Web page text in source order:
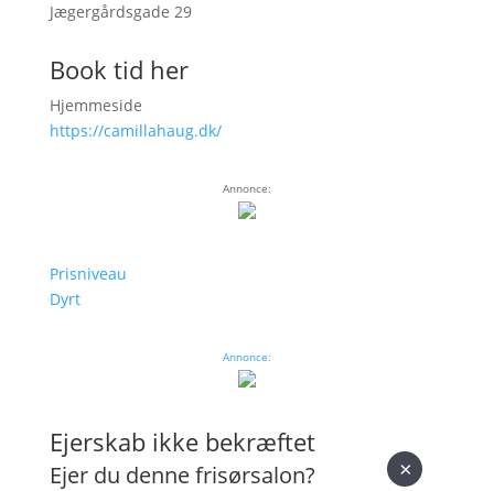
Jægergårdsgade 29
Book tid her
Hjemmeside
https://camillahaug.dk/
Annonce:
Prisniveau
Dyrt
Annonce:
Ejerskab ikke bekræftet
Ejer du denne frisørsalon? ×